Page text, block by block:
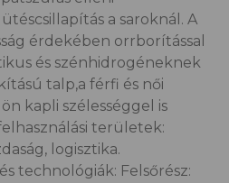
a saroknál. A
érdekében orrborítással
és szénhidrogéneknek
talp,a férfi és női
kapli szélességgel is
területek:
logisztika.
technológiák: Felsőrész: